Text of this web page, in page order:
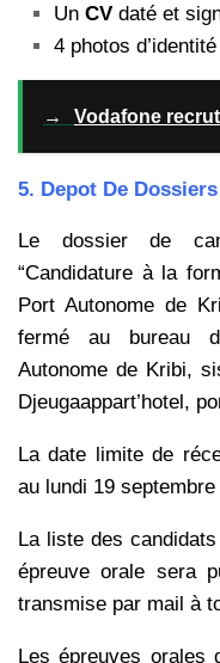
Un CV daté et
4 photos
→ Vodafone
5. Depot De
Le dossier de
“Candidature à la
Port Autonome de
fermé au bureau
Autonome de Kribi,
Djeugaappart’hotel,
La date limite de
au lundi 19
La liste des
épreuve orale sera
transmise par mail à
Les épreuves orales